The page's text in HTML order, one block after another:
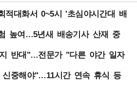
적대화서 0~5시 '초심야시간대 배
높여…5년새 배송기사 산재 중
반대"…전문가 "다른 야간 일자
중해야"…11시간 연속 휴식 등